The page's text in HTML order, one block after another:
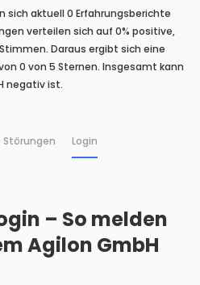
sich aktuell 0 Erfahrungsberichte
verteilen sich auf 0% positive,
Daraus ergibt sich eine
0 von 5 Sternen. Insgesamt kann
negativ ist.
Störungen Login
– So melden
Agilon GmbH